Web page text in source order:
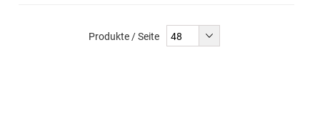
Produkte / Seite